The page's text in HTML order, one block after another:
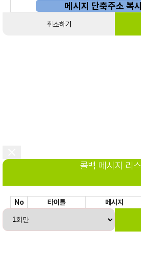
메시지 단축주소 복
취소하기
콜백 메시지 리
No 타이틀 메시지